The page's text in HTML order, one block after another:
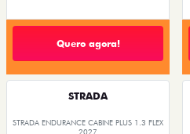
Quero agora!
STRADA
STRADA ENDURANCE CABINE PLUS 1.3 FLEX
2027